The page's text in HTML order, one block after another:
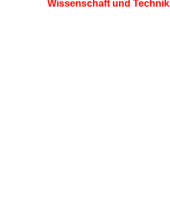
Wissenschaft und Technik